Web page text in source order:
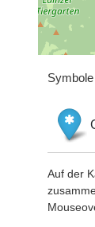
Auf der